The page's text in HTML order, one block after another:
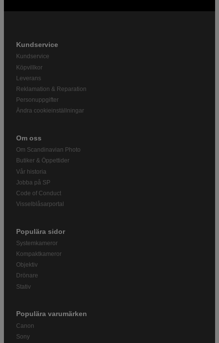
Kundservice
Kundservice
Köpvillkor
Leverans
Reklamation & Reparation
Personuppgifter
Ändra cookieinställningar
Om oss
Om Scandinavian Photo
Butiker & Öppettider
Vår historia
Jobba på SP
Code of Conduct
Visselblåsarportal
Populära sidor
Systemkameror
Kompaktkameror
Objektiv
Drönare
Stativ
Populära varumärken
Canon
Sony